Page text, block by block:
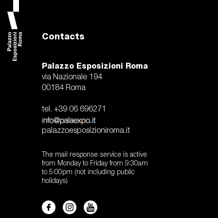
aleksandr deineka. il maestro sovietico della modernità
Contacts
Palazzo Esposizioni Roma
via Nazionale 194
00184 Roma
tel. +39 06 696271
palazzoesposizioniroma.it
The mail response service is active
from Monday to Friday from 9:30am
to 5:00pm (not including public
holidays)